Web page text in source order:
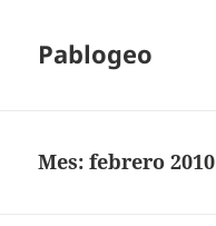
Pablogeo
Mes:febrero 2010